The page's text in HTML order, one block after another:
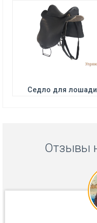
Седло для лошади
Отзывы